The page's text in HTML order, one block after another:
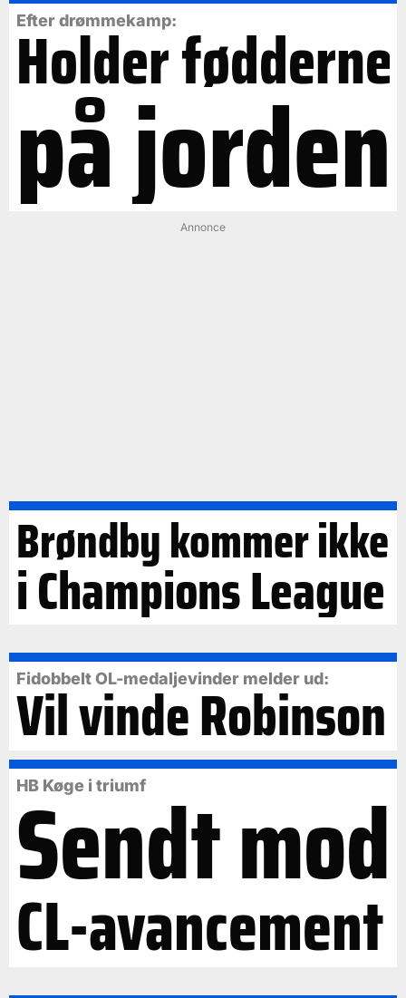
Efter drømmekamp:
Holder fødderne
på jorden
Annonce
Brøndby kommer ikke
i Champions League
Fidobbelt OL-medaljevinder melder ud:
Vil vinde Robinson
HB Køge i triumf
Sendt mod
CL-avancement